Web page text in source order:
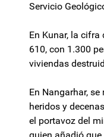
Servicio
En Kunar, la
610, con 1.300
viviendas
En Nangarhar,
heridos y
el portavoz del